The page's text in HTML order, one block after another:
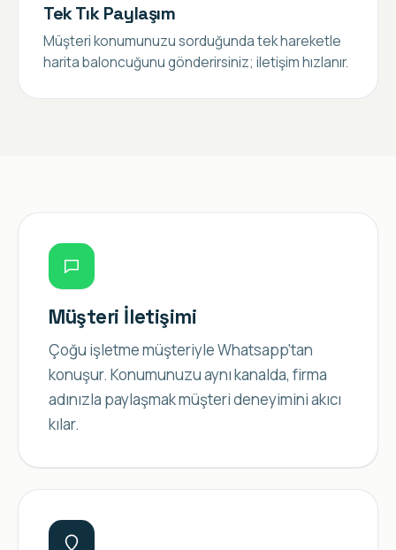
Tek Tık Paylaşım
Müşteri konumunuzu sorduğunda tek hareketle
harita baloncuğunu gönderirsiniz; iletişim hızlanır.
Müşteri İletişimi
Çoğu işletme müşteriyle Whatsapp'tan
konuşur. Konumunuzu aynı kanalda, firma
adınızla paylaşmak müşteri deneyimini akıcı
kılar.